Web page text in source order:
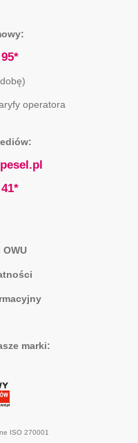
operatora
marki:
ISO 270001